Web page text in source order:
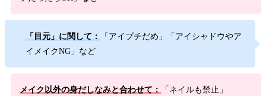
「目元」に関して：
「アイプチだめ」「アイシャドウやア
イメイクNG」など
メイク以外の身だしなみと合わせて： 「ネイルも禁止」